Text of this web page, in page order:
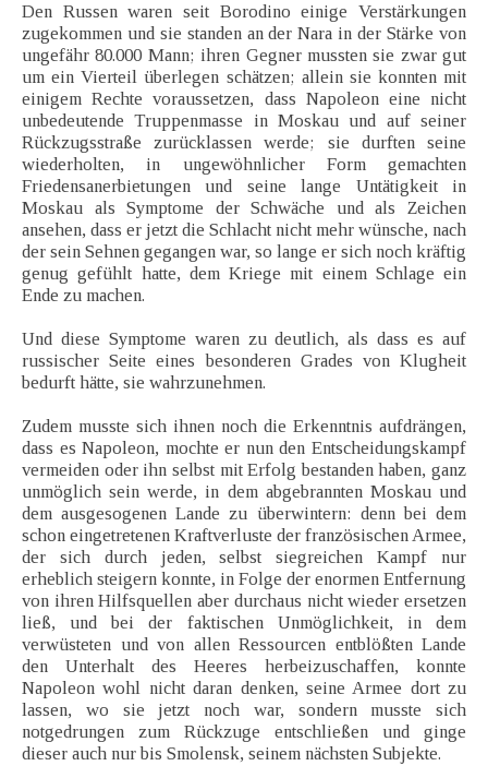
Den Russen waren seit Borodino einige Verstärkungen
zugekommen und sie standen an der Nara in der Stärke von
ungefähr 80.000 Mann; ihren Gegner mussten sie zwar gut
um ein Vierteil überlegen schätzen; allein sie konnten mit
einigem Rechte voraussetzen, dass Napoleon eine nicht
unbedeutende Truppenmasse in Moskau und auf seiner
Rückzugsstraße zurücklassen werde; sie durften seine
wiederholten, in ungewöhnlicher Form gemachten
Friedensanerbietungen und seine lange Untätigkeit in
Moskau als Symptome der Schwäche und als Zeichen
ansehen, dass er jetzt die Schlacht nicht mehr wünsche, nach
der sein Sehnen gegangen war, so lange er sich noch kräftig
genug gefühlt hatte, dem Kriege mit einem Schlage ein
Ende zu machen.
Und diese Symptome waren zu deutlich, als dass es auf
russischer Seite eines besonderen Grades von Klugheit
bedurft hätte, sie wahrzunehmen.
Zudem musste sich ihnen noch die Erkenntnis aufdrängen,
dass es Napoleon, mochte er nun den Entscheidungskampf
vermeiden oder ihn selbst mit Erfolg bestanden haben, ganz
unmöglich sein werde, in dem abgebrannten Moskau und
dem ausgesogenen Lande zu überwintern: denn bei dem
schon eingetretenen Kraftverluste der französischen Armee,
der sich durch jeden, selbst siegreichen Kampf nur
erheblich steigern konnte, in Folge der enormen Entfernung
von ihren Hilfsquellen aber durchaus nicht wieder ersetzen
ließ, und bei der faktischen Unmöglichkeit, in dem
verwüsteten und von allen Ressourcen entblößten Lande
den Unterhalt des Heeres herbeizuschaffen, konnte
Napoleon wohl nicht daran denken, seine Armee dort zu
lassen, wo sie jetzt noch war, sondern musste sich
notgedrungen zum Rückzuge entschließen und ginge
dieser auch nur bis Smolensk, seinem nächsten Subjekte.